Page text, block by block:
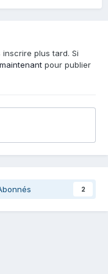
plus tard. Si
pour publier
2